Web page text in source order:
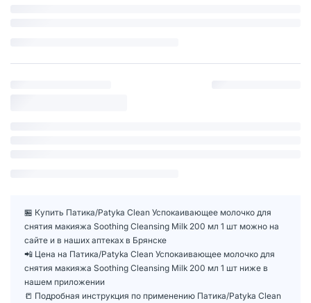
🏪 Купить Патика/Patyka Clean Успокаивающее молочко для
снятия макияжа Soothing Cleansing Milk 200 мл 1 шт можно на
сайте и в наших аптеках в Брянске
📲 Цена на Патика/Patyka Clean Успокаивающее молочко для
снятия макияжа Soothing Cleansing Milk 200 мл 1 шт ниже в
нашем приложении
📒 Подробная инструкция по применению Патика/Patyka Clean